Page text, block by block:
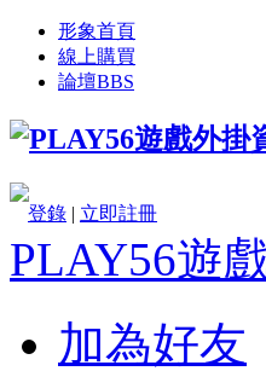
形象首頁
線上購買
論壇BBS
登錄 | 立即註冊
PLAY56遊
加為好友